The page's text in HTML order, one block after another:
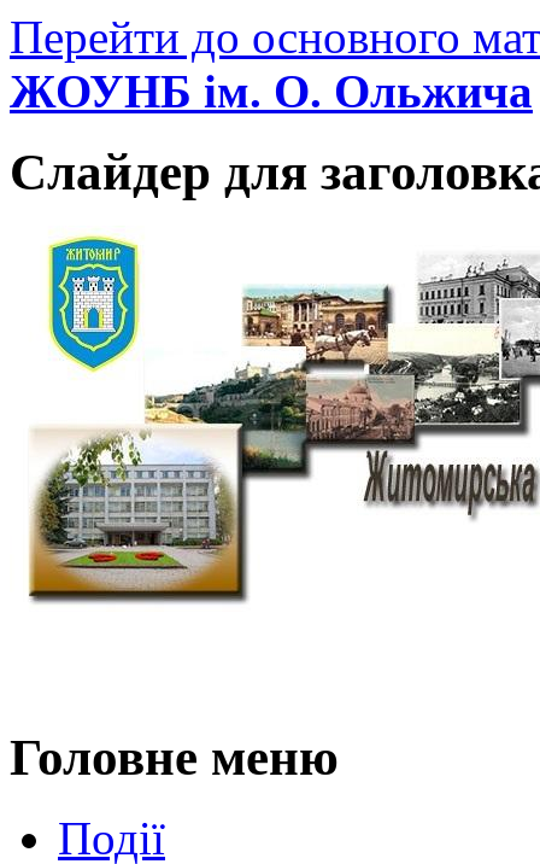
Перейти до основного
ЖОУНБ ім. О. Ольжича
Слайдер для
Головне меню
Події